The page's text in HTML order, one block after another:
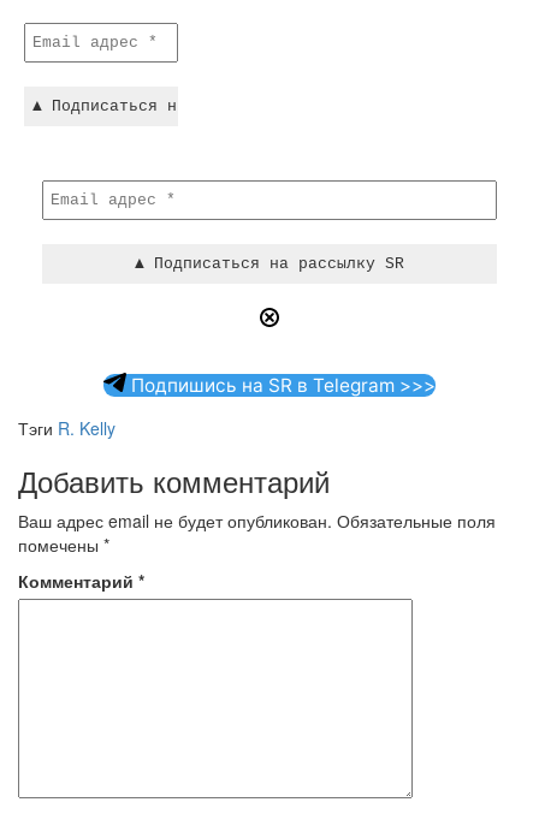
Подпишись на SR в Telegram >>>
Тэги R. Kelly
Добавить комментарий
Ваш адрес email не будет опубликован. Обязательные поля
помечены *
Комментарий *